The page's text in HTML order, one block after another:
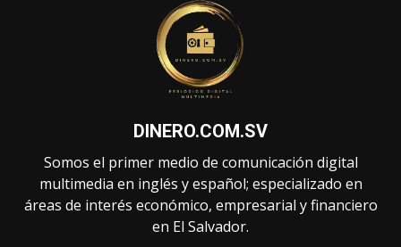
DINERO.COM.SV
Somos el primer medio de comunicación digital
multimedia en inglés y español; especializado en
áreas de interés económico, empresarial y financiero
en El Salvador.